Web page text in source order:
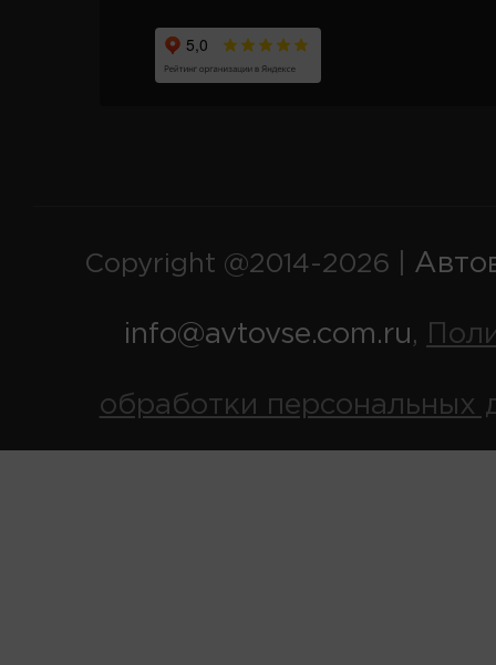
Copyright @2014-2026 |
info@avtovse.com.ru,
обработки персональных